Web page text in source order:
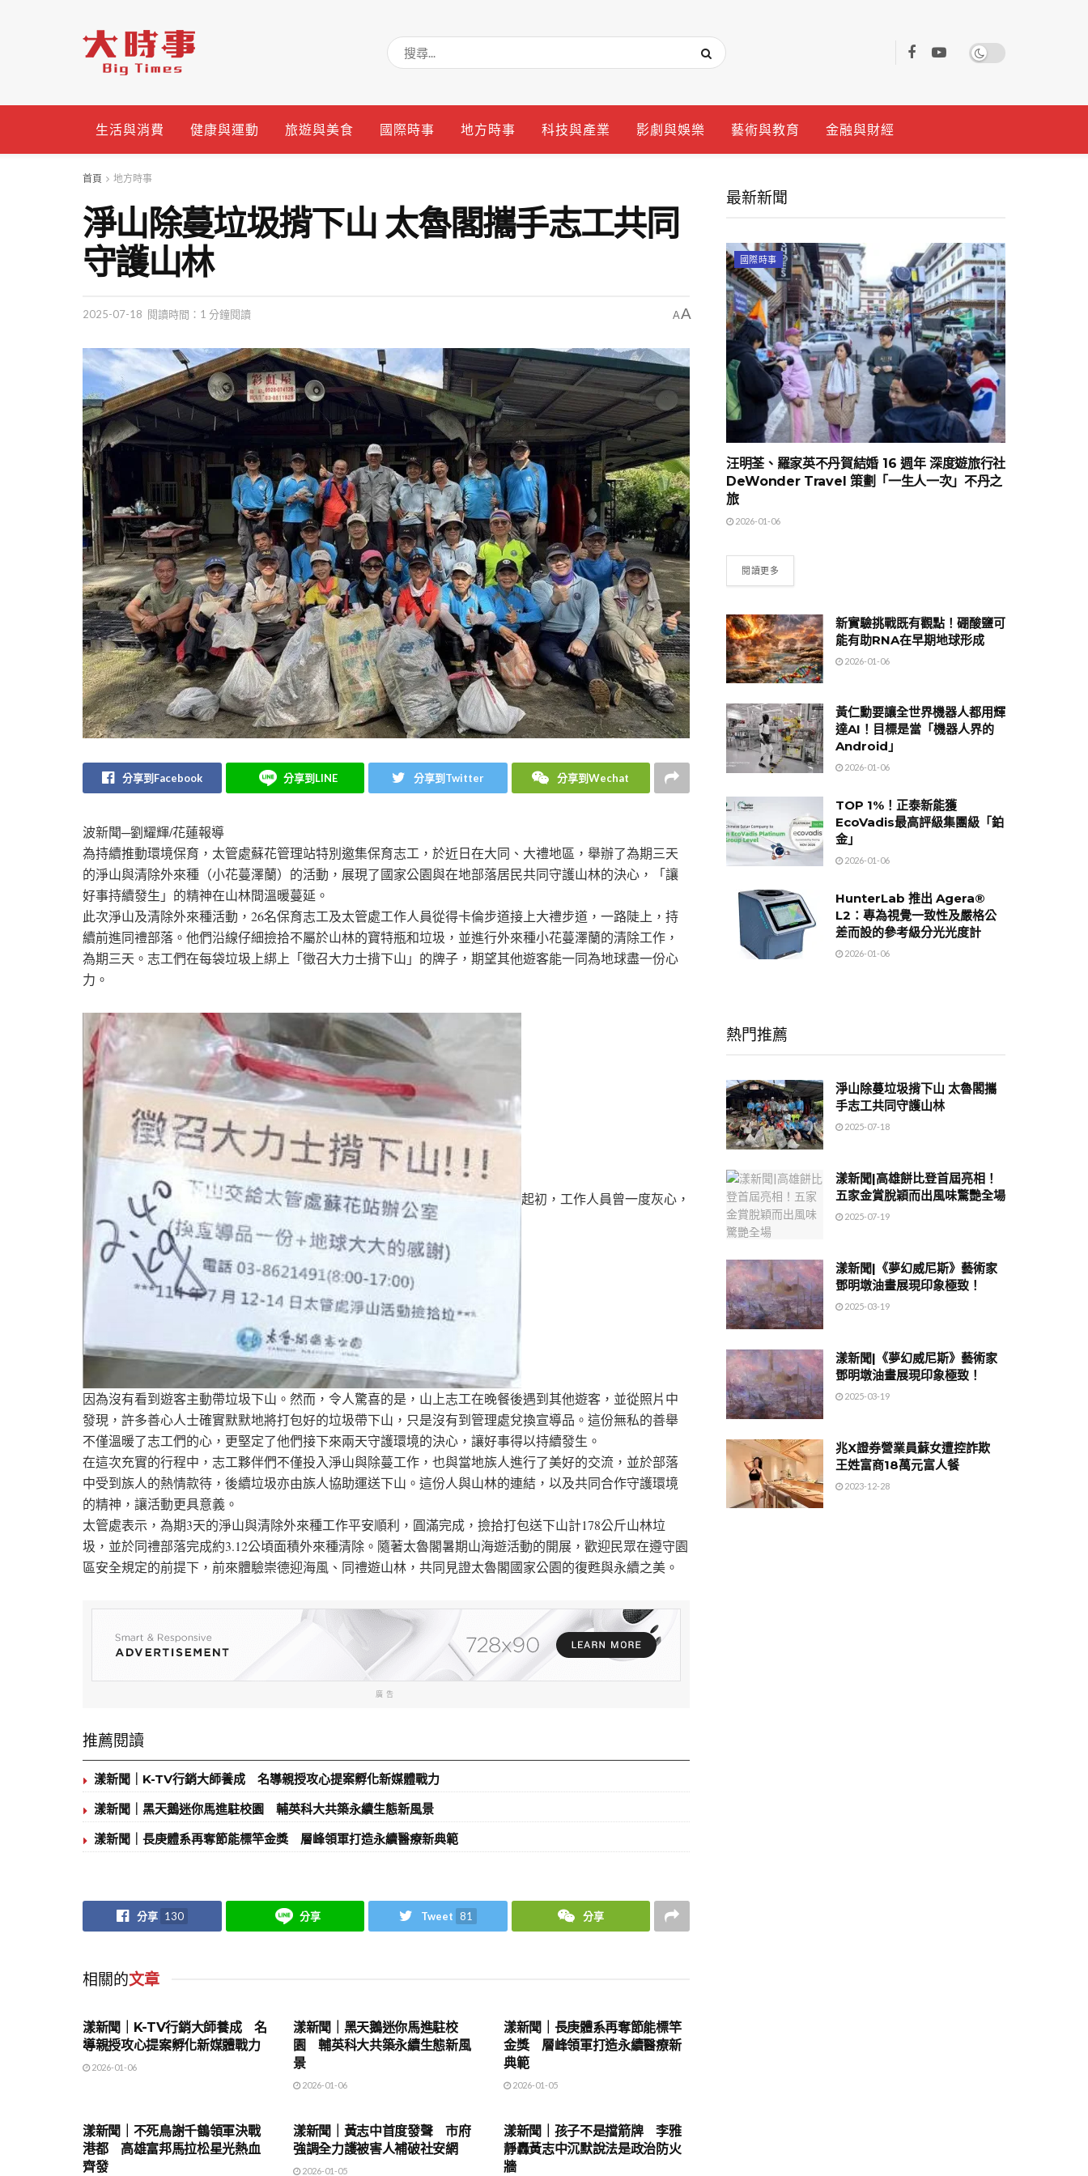
生活與消費 健康與運動 旅遊與美食 國際時事 地方時事 科技與產業 影劇與娛樂 藝術與教育 金融與財經
首頁 地方時事
淨山除蔓垃圾揹下山 太魯閣攜手志工共同
守護山林
2025-07-18 閱讀時間：1 分鐘閱讀 AA
分享到Facebook 分享到LINE 分享到Twitter 分享到Wechat
波新聞─劉耀輝/花蓮報導
為持續推動環境保育，太管處蘇花管理站特別邀集保育志工，於近日在大同、大禮地區，舉辦了為期三天
的淨山與清除外來種（小花蔓澤蘭）的活動，展現了國家公園與在地部落居民共同守護山林的決心，「讓
好事持續發生」的精神在山林間溫暖蔓延。
此次淨山及清除外來種活動，26名保育志工及太管處工作人員從得卡倫步道接上大禮步道，一路陡上，持
續前進同禮部落。他們沿線仔細撿拾不屬於山林的寶特瓶和垃圾，並進行外來種小花蔓澤蘭的清除工作，
為期三天。志工們在每袋垃圾上綁上「徵召大力士揹下山」的牌子，期望其他遊客能一同為地球盡一份心
力。
起初，工作人員曾一度灰心，
因為沒有看到遊客主動帶垃圾下山。然而，令人驚喜的是，山上志工在晚餐後遇到其他遊客，並從照片中
發現，許多善心人士確實默默地將打包好的垃圾帶下山，只是沒有到管理處兌換宣導品。這份無私的善舉
不僅溫暖了志工們的心，更堅定了他們接下來兩天守護環境的決心，讓好事得以持續發生。
在這次充實的行程中，志工夥伴們不僅投入淨山與除蔓工作，也與當地族人進行了美好的交流，並於部落
中受到族人的熱情款待，後續垃圾亦由族人協助運送下山。這份人與山林的連結，以及共同合作守護環境
的精神，讓活動更具意義。
太管處表示，為期3天的淨山與清除外來種工作平安順利，圓滿完成，撿拾打包送下山計178公斤山林垃
圾，並於同禮部落完成約3.12公頃面積外來種清除。隨著太魯閣暑期山海遊活動的開展，歡迎民眾在遵守園
區安全規定的前提下，前來體驗崇德迎海風、同禮遊山林，共同見證太魯閣國家公園的復甦與永續之美。
廣告
推薦閱讀
漾新聞｜K-TV行銷大師養成 名導親授攻心提案孵化新媒體戰力
漾新聞｜黑天鵝迷你馬進駐校園 輔英科大共築永續生態新風景
漾新聞｜長庚體系再奪節能標竿金獎 層峰領軍打造永續醫療新典範
分享 130 分享 Tweet 81 分享
相關的文章
漾新聞｜K-TV行銷大師養成 名
導親授攻心提案孵化新媒體戰力
2026-01-06
漾新聞｜黑天鵝迷你馬進駐校
園 輔英科大共築永續生態新風
景
2026-01-06
漾新聞｜長庚體系再奪節能標竿
金獎 層峰領軍打造永續醫療新
典範
2026-01-05
漾新聞｜不死鳥謝千鶴領軍決戰
港都 高雄富邦馬拉松星光熱血
齊發
漾新聞｜黃志中首度發聲 市府
強調全力護被害人補破社安網
2026-01-05
漾新聞｜孩子不是擋箭牌 李雅
靜轟黃志中沉默說法是政治防火
牆
最新新聞
國際時事
汪明荃、羅家英不丹賀結婚 16 週年 深度遊旅行社
DeWonder Travel 策劃「一生人一次」不丹之
旅
2026-01-06
閱讀更多
新實驗挑戰既有觀點！硼酸鹽可
能有助RNA在早期地球形成
2026-01-06
黃仁勳要讓全世界機器人都用輝
達AI！目標是當「機器人界的
Android」
2026-01-06
TOP 1%！正泰新能獲
EcoVadis最高評級集團級「鉑
金」
2026-01-06
HunterLab 推出 Agera®
L2：專為視覺一致性及嚴格公
差而設的參考級分光光度計
2026-01-06
熱門推薦
淨山除蔓垃圾揹下山 太魯閣攜
手志工共同守護山林
2025-07-18
漾新聞|高雄餅比登首屆亮相！
五家金賞脫穎而出風味驚艷全場
2025-07-19
漾新聞|《夢幻威尼斯》藝術家
鄧明墩油畫展現印象極致！
2025-03-19
漾新聞|《夢幻威尼斯》藝術家
鄧明墩油畫展現印象極致！
2025-03-19
兆X證券營業員蘇女遭控詐欺
王姓富商18萬元富人餐
2023-12-28